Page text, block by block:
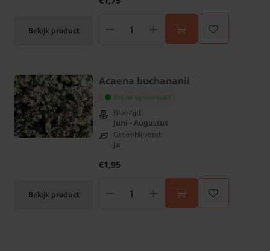
Bekijk product
Bekijk product
Acaena buchananii
Online op voorraad
Bloeitijd:
Juni - Augustus
Groenblijvend:
Ja
€1,95